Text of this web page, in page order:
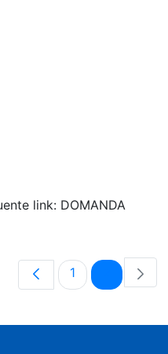
link: DOMANDA
Pagina
1 Pagina